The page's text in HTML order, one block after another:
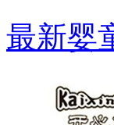
最新婴